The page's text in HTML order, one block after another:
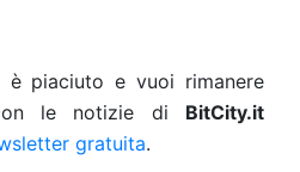
piaciuto e vuoi rimanere
le notizie di BitCity.it
gratuita.